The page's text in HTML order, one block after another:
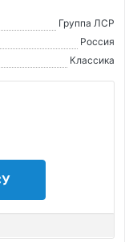
Группа ЛСР
Россия
Классика